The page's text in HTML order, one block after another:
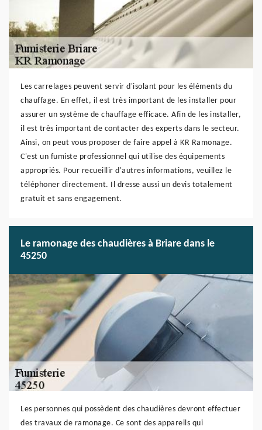
Les carrelages peuvent servir d'isolant pour les éléments du
chauffage. En effet, il est très important de les installer pour
assurer un système de chauffage efficace. Afin de les installer,
il est très important de contacter des experts dans le secteur.
Ainsi, on peut vous proposer de faire appel à KR Ramonage.
C'est un fumiste professionnel qui utilise des équipements
appropriés. Pour recueillir d'autres informations, veuillez le
téléphoner directement. Il dresse aussi un devis totalement
gratuit et sans engagement.
Le ramonage des chaudières à Briare dans le
45250
Les personnes qui possèdent des chaudières devront effectuer
des travaux de ramonage. Ce sont des appareils qui